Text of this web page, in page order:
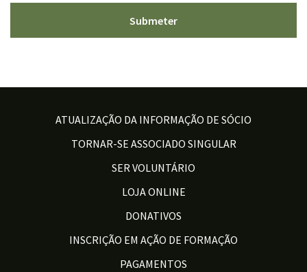
ATUALIZAÇÃO DA INFORMAÇÃO DE SÓCIO
TORNAR-SE ASSOCIADO SINGULAR
SER VOLUNTÁRIO
LOJA ONLINE
DONATIVOS
INSCRIÇÃO EM AÇÃO DE FORMAÇÃO
PAGAMENTOS